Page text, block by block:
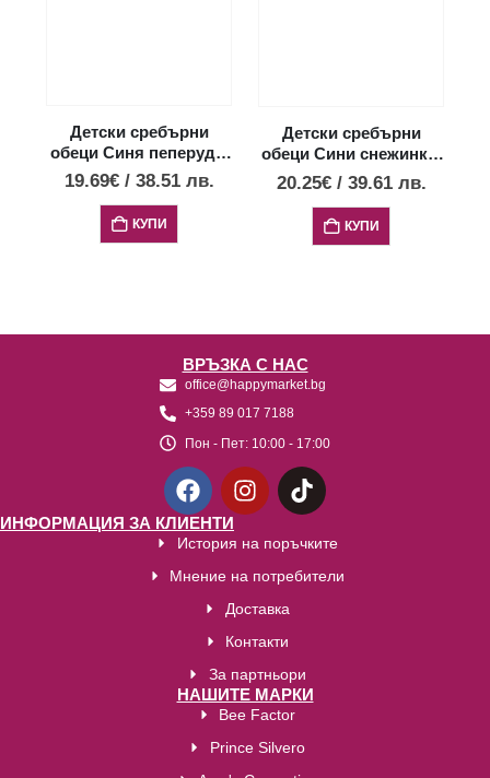
Детски сребърни
обеци Синя пеперуда,
тип винт
19.69€ / 38.51 лв.
КУПИ
Детски сребърни
обеци Сини снежинки,
тип винт
20.25€ / 39.61 лв.
КУПИ
ВРЪЗКА С НАС
office@happymarket.bg
+359 89 017 7188
Пон - Пет: 10:00 - 17:00
ИНФОРМАЦИЯ ЗА КЛИЕНТИ
История на поръчките
Мнение на потребители
Доставка
Контакти
За партньори
НАШИТЕ МАРКИ
Bee Factor
Prince Silvero